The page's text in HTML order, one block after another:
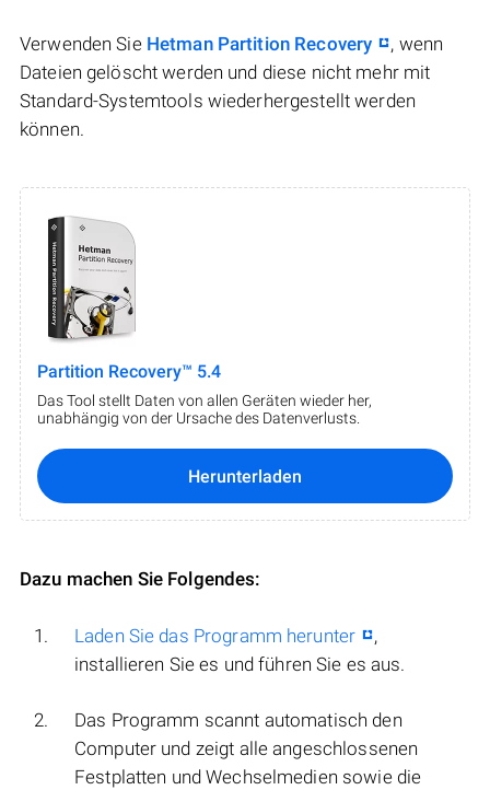
Verwenden Sie Hetman Partition Recovery
, wenn
Dateien gelöscht werden und diese nicht mehr mit
Standard-Systemtools wiederhergestellt werden
können.
Partition Recovery™ 5.4
Das Tool stellt Daten von allen Geräten wieder her,
unabhängig von der Ursache des Datenverlusts.
Herunterladen
Dazu machen Sie Folgendes:
Laden Sie das Programm herunter
,
installieren Sie es und führen Sie es aus.
Das Programm scannt automatisch den
Computer und zeigt alle angeschlossenen
Festplatten und Wechselmedien sowie die